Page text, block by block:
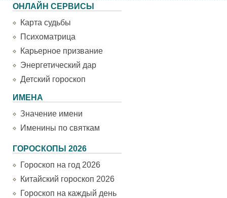
ОНЛАЙН СЕРВИСЫ
Карта судьбы
Психоматрица
Карьерное призвание
Энергетический дар
Детский гороскоп
ИМЕНА
Значение имени
Именины по святкам
ГОРОСКОПЫ 2026
Гороскоп на год 2026
Китайский гороскоп 2026
Гороскоп на каждый день